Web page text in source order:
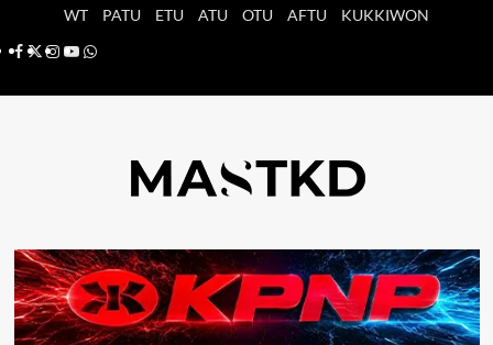
WT PATU ETU ATU OTU AFTU
KUKKIWON
Facebook
X Instagram
YouTube
Whatsapp